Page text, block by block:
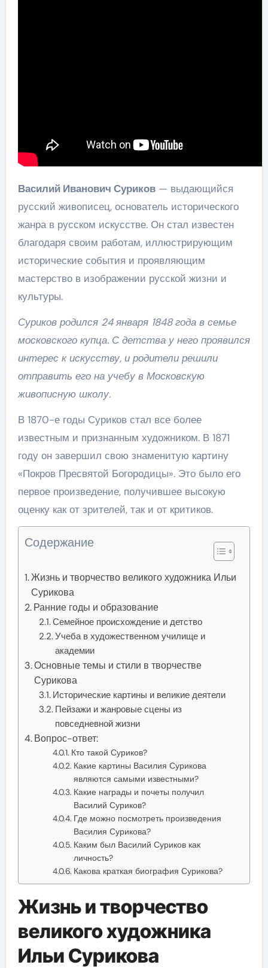
Василий Иванович Суриков— выдающийся
русский живописец, основатель исторического
жанра в русском искусстве. Он стал известен
благодаря своим работам, иллюстрирующим
исторические события и проявляющим
мастерство в изображении русской жизни и
культуры.
Суриков родился 24 января 1848 года в семье
московского купца. С детства у него проявился
интерес к искусству, и родители решили
отправить его на учебу в Московскую
живописную школу.
В 1870-е годы Суриков стал все более
известным и признанным художником. В 1871
году он завершил свою знаменитую картину
«Покров Пресвятой Богородицы». Это было его
первое произведение, получившее высокую
оценку как от зрителей, так и от критиков.
Содержание
Жизнь и творчество великого художника Ильи
Сурикова
Ранние годы и образование
Семейное происхождение и детство
Учеба в художественном училище и
академии
Основные темы и стили в творчестве
Сурикова
Исторические картины и великие деятели
Пейзажи и жанровые сцены из
повседневной жизни
Вопрос-ответ:
Кто такой Суриков?
Какие картины Василия Сурикова
являются самыми известными?
Какие награды и почеты получил
Василий Суриков?
Где можно посмотреть произведения
Василия Сурикова?
Каким был Василий Суриков как
личность?
Какова краткая биография Сурикова?
Жизнь и творчество
великого художника
Ильи Сурикова